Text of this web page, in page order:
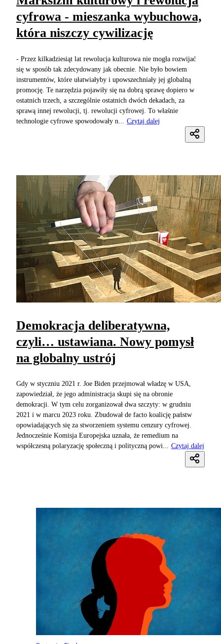
cyfrowa - mieszanka wybuchowa,
która niszczy cywilizację
- Przez kilkadziesiąt lat rewolucja kulturowa nie mogła rozwijać
się w sposób tak zdecydowany jak obecnie. Nie było bowiem
instrumentów, które ułatwiałyby i upowszechniały jej globalną
promocję. Te narzędzia pojawiły się na dobrą sprawę dopiero w
ostatnich trzech, a szczególnie ostatnich dwóch dekadach, za
sprawą innej rewolucji, tj. rewolucji cyfrowej. To właśnie
technologie cyfrowe spowodowały n...
Czytaj dalej
Demokracja deliberatywna,
czyli… ustawiana. Nowy pomysł
na globalny ustrój
Gdy w styczniu 2021 r. Joe Biden przejmował władzę w USA,
zapowiedział, że jego administracja skupi się na obronie
demokracji. W tym celu zorganizował dwa szczyty: w grudniu
2021 i w marcu 2023 roku. Zbudował de facto koalicję państw
opowiadających się za stworzeniem systemu cenzury cyfrowej.
Jednocześnie Komisja Europejska uznała, że remedium na
współczesną polaryzację społeczną i polityczną powi... Czytaj dalej